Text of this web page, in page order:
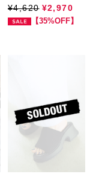
¥4,620 ¥2,970
【35%OFF】